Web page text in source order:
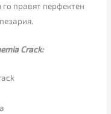
правят перфектен
Crack: